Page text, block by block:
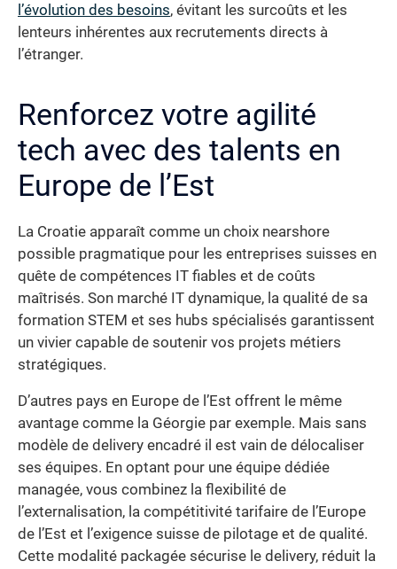
l’évolution des besoins, évitant les surcoûts et les
lenteurs inhérentes aux recrutements directs à
l’étranger.
Renforcez votre agilité
tech avec des talents en
Europe de l’Est
La Croatie apparaît comme un choix nearshore
possible pragmatique pour les entreprises suisses en
quête de compétences IT fiables et de coûts
maîtrisés. Son marché IT dynamique, la qualité de sa
formation STEM et ses hubs spécialisés garantissent
un vivier capable de soutenir vos projets métiers
stratégiques.
D’autres pays en Europe de l’Est offrent le même
avantage comme la Géorgie par exemple. Mais sans
modèle de delivery encadré il est vain de délocaliser
ses équipes. En optant pour une équipe dédiée
managée, vous combinez la flexibilité de
l’externalisation, la compétitivité tarifaire de l’Europe
de l’Est et l’exigence suisse de pilotage et de qualité.
Cette modalité packagée sécurise le delivery, réduit la